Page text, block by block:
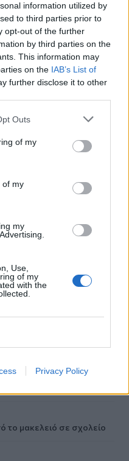
information utilized by
to third parties prior to
opt-out of the further
by third parties on the
This information may
on the IAB’s List of
further disclose it to other
Outs
of my
of my
my
Use,
of my
with the
Privacy Policy
CRETALIVE
Δημοφιλή
το μακελειό σε σχολείο